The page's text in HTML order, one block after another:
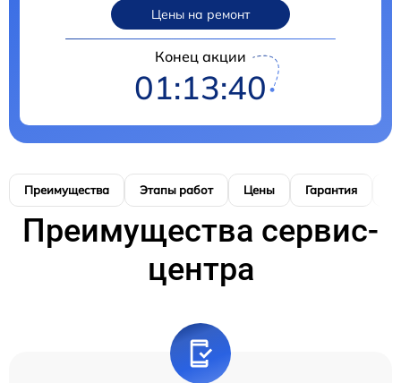
Цены на ремонт
Конец акции
01:13:39
Преимущества Этапы работ Цены Гарантия
Преимущества сервис-
центра